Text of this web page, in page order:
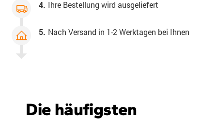
4. Ihre Bestellung wird ausgeliefert
5. Nach Versand in 1-2 Werktagen bei Ihnen
Die häufigsten